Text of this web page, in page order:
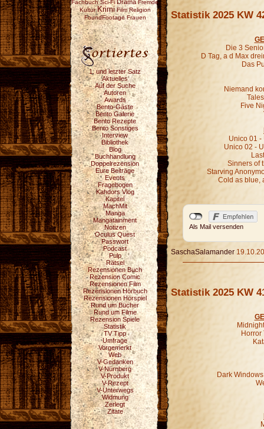
Fachbuch Sci-Fi Drama Fremde
Kultur Krimi Film Religion
FoundFootage Frauen
1. und letzter Satz
Aktuelles
Auf der Suche
Autoren
Awards
Bento-Gäste
Bento Galerie
Bento Rezepte
Bento Sonstiges
Interview
Bibliothek
Blog
Buchhandlung
Doppelrezension
Eure Beiträge
Events
Fragebogen
Kahdors Vlog
Kapitel
MachMit
Manga
Mangatainment
Notizen
Oculus Quest
Passwort
Podcast
Pulp
Rätsel
Rezensionen Buch
Rezension Comic
Rezensionen Film
Rezensionen Hörbuch
Rezensionen Hörspiel
Rund um Bücher
Rund um Filme
Rezension Spiele
Statistik
TV Tipp
Umfrage
Vorgemerkt
Web
V-Gedanken
V-Nürnberg
V-Produkt
V-Rezept
V-Unterwegs
Widmung
Zerlegt
Zitate
Statistik 2025 KW
Die 3
D Tag, a d Max
Das
Niemand
Five
Unico 01 -
Unico 02 -
Sinners of
Starving
Cold as blue,
Als Mail versenden
SaschaSalamander
Statistik 2025 KW
Horror
Dark